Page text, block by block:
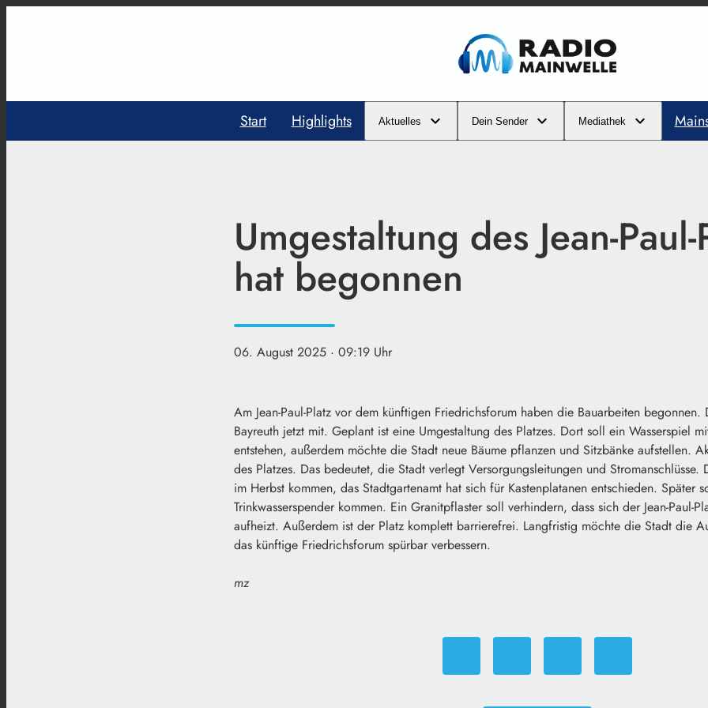
Start Highlights Aktuelles Dein Sender Mediathek
Umgestaltung des Jean-
hat begonnen
06. August 2025 · 09:19 Uhr
Am Jean-Paul-Platz vor dem künftigen Friedrichsforum haben die Bauarbeiten
Bayreuth jetzt mit. Geplant ist eine Umgestaltung des Platzes. Dort soll ein Wasserspiel
entstehen, außerdem möchte die Stadt neue Bäume pflanzen und Sitzbänke aufstellen.
des Platzes. Das bedeutet, die Stadt verlegt Versorgungsleitungen und Stromanschlüsse.
im Herbst kommen, das Stadtgartenamt hat sich für Kastenplatanen entschieden. Später
Trinkwasserspender kommen. Ein Granitpflaster soll verhindern, dass sich der Jean-Paul-
aufheizt. Außerdem ist der Platz komplett barrierefrei. Langfristig möchte die Stadt die
das künftige Friedrichsforum spürbar verbessern.
mz